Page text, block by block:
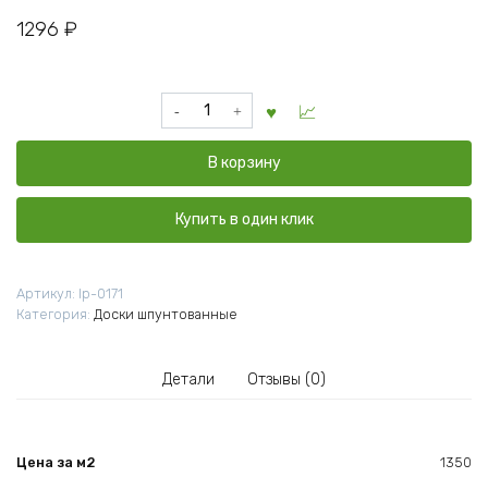
1296 ₽
Количество
товара
шпунтованая
сосна
сорт
мм
В корзину
Купить в один клик
Артикул: lp-0171
Категория: Доски шпунтованные
Детали Отзывы (0)
Цена за м2 1350